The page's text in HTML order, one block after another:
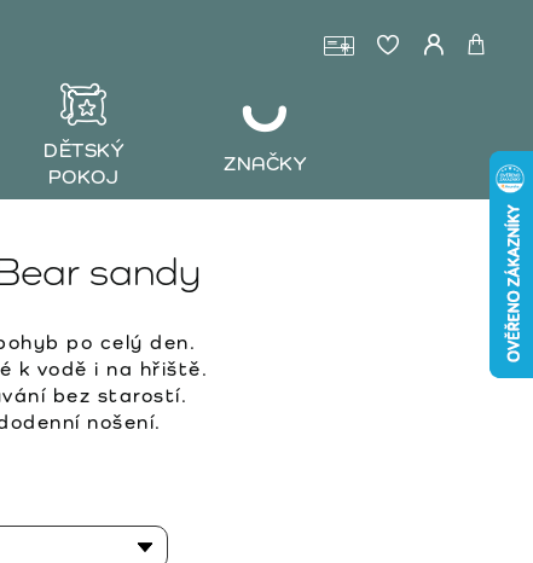
DĚTSKÝ
POKOJ
ZNAČKY
sandy
po celý den.
k vodě i na hřiště.
bez starostí.
nošení.